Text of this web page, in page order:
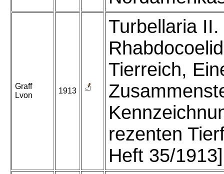
Graff
Lvon
1913
Turbellaria II.
Tierreich,
rezenten
Heft 35/1913]